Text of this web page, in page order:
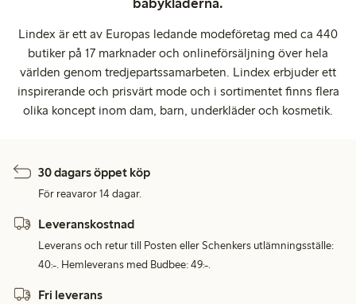
Lindex är ett av Europas ledande modeföretag med ca 440
butiker på 17 marknader och onlineförsäljning över hela
världen genom tredjepartssamarbeten. Lindex erbjuder ett
inspirerande och prisvärt mode och i sortimentet finns flera
olika koncept inom dam, barn, underkläder och kosmetik.
30 dagars öppet köp
För reavaror 14 dagar.
Leveranskostnad
Leverans och retur till Posten eller Schenkers utlämningsställe:
40:-. Hemleverans med Budbee: 49:-.
Fri leverans